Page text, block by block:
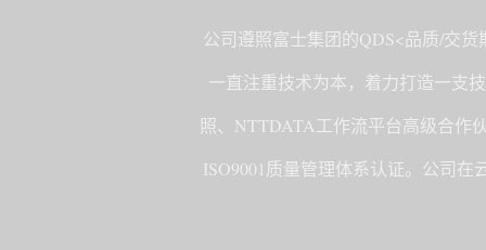
公司遵照富士集团的QDS<品质/交
一直注重技术为本，着力打造一支
照、NTTDATA工作流平台高级合作
ISO9001质量管理体系认证。公司